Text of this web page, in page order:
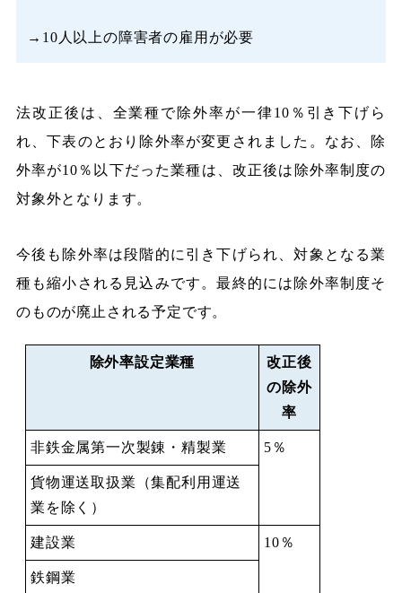
→10人以上の障害者の雇用が必要
法改正後は、全業種で除外率が一律10％引き下げら
れ、下表のとおり除外率が変更されました。なお、除
外率が10％以下だった業種は、改正後は除外率制度の
対象外となります。
今後も除外率は段階的に引き下げられ、対象となる業
種も縮小される見込みです。最終的には除外率制度そ
のものが廃止される予定です。
除外率設定業種
改正後
の除外
率
非鉄金属第一次製錬・精製業 5％
貨物運送取扱業（集配利用運送
業を除く）
建設業 10％
鉄鋼業